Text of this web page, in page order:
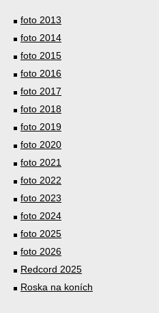
foto 2013
foto 2014
foto 2015
foto 2016
foto 2017
foto 2018
foto 2019
foto 2020
foto 2021
foto 2022
foto 2023
foto 2024
foto 2025
foto 2026
Redcord 2025
Roska na koních